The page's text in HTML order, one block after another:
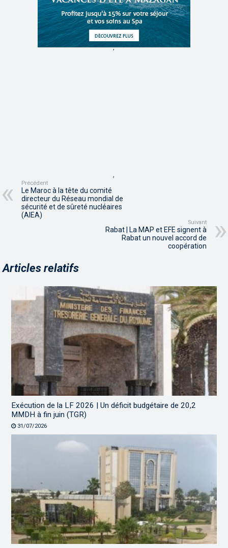
,
,
Précédent
Le Maroc à la tête du comité
directeur du Réseau mondial de
sécurité et de sûreté nucléaires
(AIEA)
Suivant
Rabat | La MAP et EFE signent à
Rabat un nouvel accord de
coopération
Articles relatifs
Exécution de la LF 2026 | Un déficit budgétaire de 20,2
MMDH à fin juin (TGR)
31/07/2026